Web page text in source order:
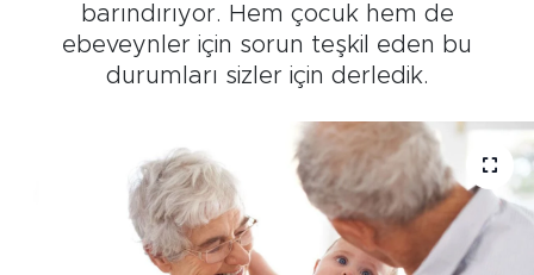
barındırıyor. Hem çocuk hem de
ebeveynler için sorun teşkil eden bu
durumları sizler için derledik.